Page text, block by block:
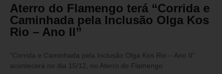
Aterro do Flamengo terá “Corrida e
Caminhada pela Inclusão Olga Kos
Rio – Ano II”
“Corrida e Caminhada pela Inclusão Olga Kos Rio – Ano II”
acontecerá no dia 15/12, no Aterro do Flamengo